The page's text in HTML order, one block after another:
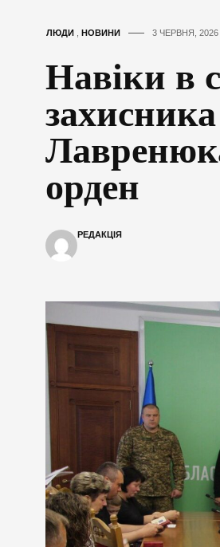
ЛЮДИ НОВИНИ 3 ЧЕРВНЯ, 2026
Навіки в
орден
РЕДАКЦІЯ